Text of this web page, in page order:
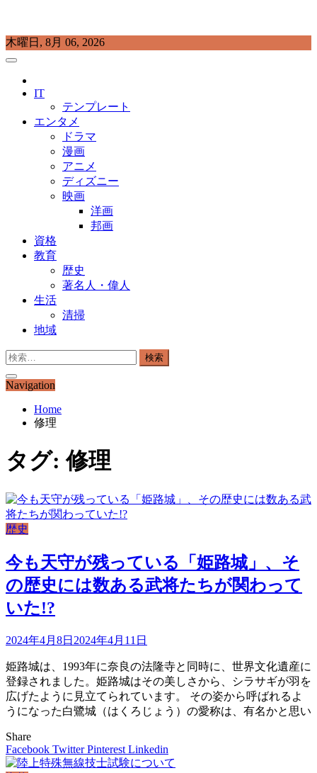
Skip
to
content
木曜日, 8月 06, 2026
IT
テンプレート
エンタメ
ドラマ
漫画
アニメ
ディズニー
映画
洋画
邦画
資格
教育
歴史
著名人・偉人
生活
清掃
地域
検
Navigation
Home
修理
タグ:修理
歴史
今も天守が残っている「姫路城」、そ
の歴史には数ある武将たちが関わって
いた!?
2024年4月8日 2024年4月11日
姫路城は、1993年に奈良の法隆寺と同時に、世界文化遺産に
登録されました。姫路城はその美しさから、シラサギが羽を
広げたように見立てられています。 その姿から呼ばれるよ
うになった白鷺城（はくろじょう）の愛称は、有名かと思い
Share
Facebook TwitterPinterest Linkedin